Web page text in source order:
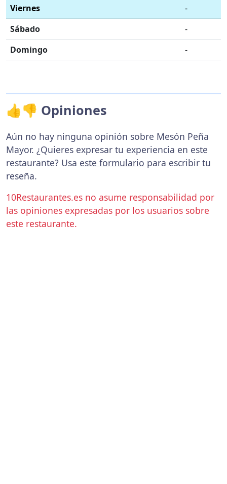
Viernes
-
Sábado
-
Domingo
-
👍👎 Opiniones
Aún no hay ninguna opinión sobre Mesón Peña
Mayor. ¿Quieres expresar tu experiencia en este
restaurante? Usa este formulario para escribir tu
reseña.
10Restaurantes.es no asume responsabilidad por
las opiniones expresadas por los usuarios sobre
este restaurante.